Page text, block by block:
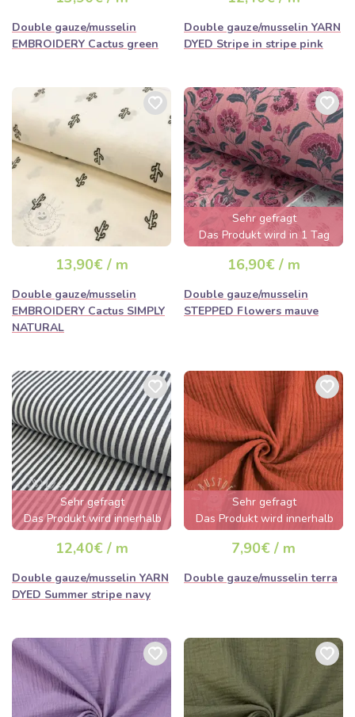
Double gauze/musselin
EMBROIDERY Cactus green
Double gauze/musselin YARN
DYED Stripe in stripe pink
13,90€ / m
Double gauze/musselin
EMBROIDERY Cactus SIMPLY
NATURAL
Sehr gefragt
Das Produkt wird in 1 Tag
ausverkauft sein
16,90€ / m
Double gauze/musselin
STEPPED Flowers mauve
Sehr gefragt
Das Produkt wird innerhalb
von wenigen Stunden
ausverkauft sein
12,40€ / m
Double gauze/musselin YARN
DYED Summer stripe navy
Sehr gefragt
Das Produkt wird innerhalb
von wenigen Stunden
ausverkauft sein
7,90€ / m
Double gauze/musselin terra